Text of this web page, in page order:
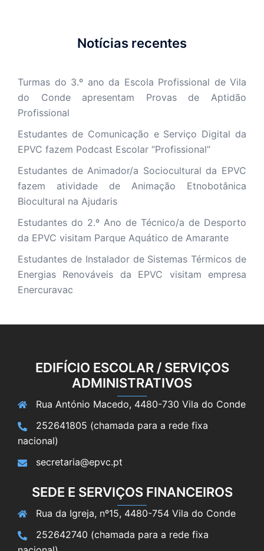
Notícias recentes
Turmas do 3.º ano da Escola Profissional de Vila
do Conde apresentam Provas de Aptidão
Profissional
Estudantes de Comunicação e Serviço Digital da
EPVC fazem Podcast Escolar “Profissional”
Estudantes de Animador/a Sociocultural da EPVC
fazem atividade de Animação Etnobotânica
Biocultural na Ajudaris
Estudantes do 2.º Ano de Técnico/a de Desporto
da EPVC visitam Parque Aquático de Amarante
Estudantes de Instalador de Sistemas Térmicos de
Energias Renováveis da EPVC visitam empresa
Enercuravac
EDIFÍCIO ESCOLAR / SERVIÇOS
ADMINISTRATIVOS
Rua António Macedo, 4480-730 Vila do Conde
252641805 (chamada para a rede fixa
nacional)
secretaria@epvc.pt
SEDE E SERVIÇOS FINANCEIROS
Rua da Igreja, nº15, 4480-754 Vila do Conde
252642740 (chamada para a rede fixa